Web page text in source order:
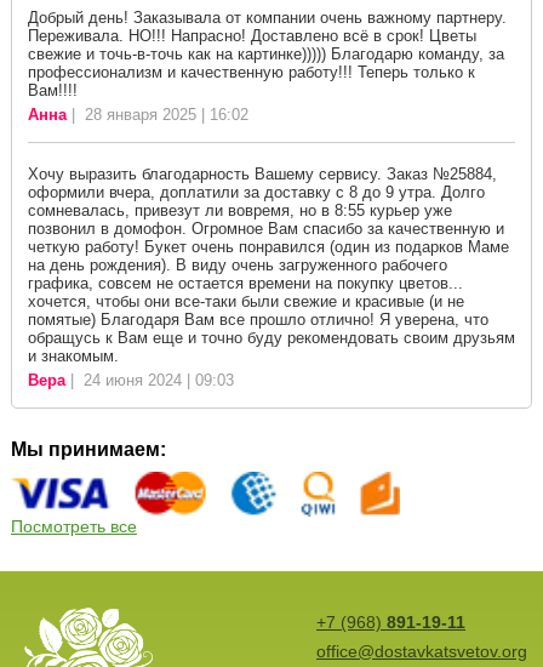
Добрый день! Заказывала от компании очень важному партнеру.
Переживала. НО!!! Напрасно! Доставлено всё в срок! Цветы
свежие и точь-в-точь как на картинке))))) Благодарю команду, за
профессионализм и качественную работу!!! Теперь только к
Вам!!!!
Анна| 28 января 2025 | 16:02
Хочу выразить благодарность Вашему сервису. Заказ №25884,
оформили вчера, доплатили за доставку с 8 до 9 утра. Долго
сомневалась, привезут ли вовремя, но в 8:55 курьер уже
позвонил в домофон. Огромное Вам спасибо за качественную и
четкую работу! Букет очень понравился (один из подарков Маме
на день рождения). В виду очень загруженного рабочего
графика, совсем не остается времени на покупку цветов...
хочется, чтобы они все-таки были свежие и красивые (и не
помятые) Благодаря Вам все прошло отлично! Я уверена, что
обращусь к Вам еще и точно буду рекомендовать своим друзьям
и знакомым.
Вера| 24 июня 2024 | 09:03
Мы принимаем:
Посмотреть все
+7 (968) 891-19-11
office@dostavkatsvetov.org